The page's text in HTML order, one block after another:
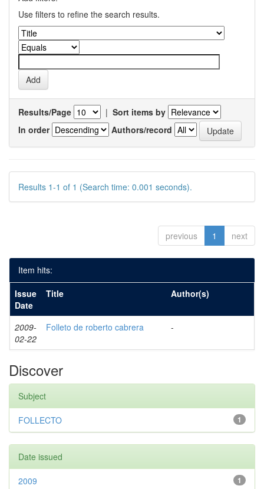
Use filters to refine the search results.
Results/Page | Sort items by
In order
Authors/record
Results 1-1 of 1 (Search time: 0.001 seconds).
previous 1 next
Item hits:
Issue
Date
Title Author(s)
2009-
02-22
Folleto de roberto cabrera -
Discover
Subject
1
FOLLECTO
Date issued
1
2009